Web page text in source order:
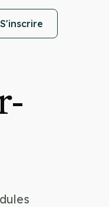
S'inscrire